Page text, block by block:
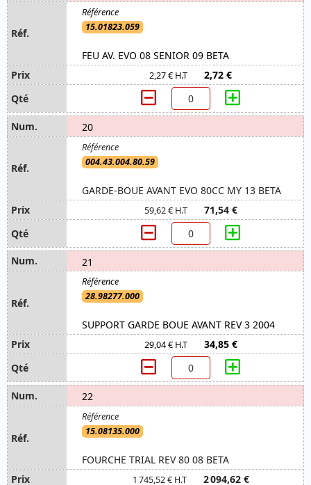
15.01823.059
FEU AV. EVO 08 SENIOR 09 BETA
2,27 € H.T 2,72 €
20
004.43.004.80.59
GARDE-BOUE AVANT EVO 80CC MY 13 BETA
59,62 € H.T 71,54 €
21
28.98277.000
SUPPORT GARDE BOUE AVANT REV 3 2004
29,04 € H.T 34,85 €
22
15.08135.000
FOURCHE TRIAL REV 80 08 BETA
1 745,52 € H.T 2 094,62 €